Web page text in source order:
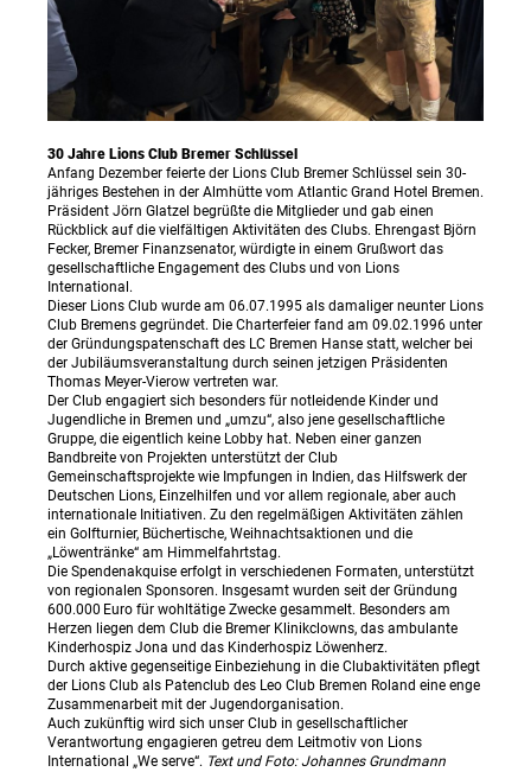
30 Jahre Lions Club Bremer Schlüssel
Anfang Dezember feierte der Lions Club Bremer Schlüssel sein 30-
jähriges Bestehen in der Almhütte vom Atlantic Grand Hotel Bremen.
Präsident Jörn Glatzel begrüßte die Mitglieder und gab einen
Rückblick auf die vielfältigen Aktivitäten des Clubs. Ehrengast Björn
Fecker, Bremer Finanzsenator, würdigte in einem Grußwort das
gesellschaftliche Engagement des Clubs und von Lions
International.
Dieser Lions Club wurde am 06.07.1995 als damaliger neunter Lions
Club Bremens gegründet. Die Charterfeier fand am 09.02.1996 unter
der Gründungspatenschaft des LC Bremen Hanse statt, welcher bei
der Jubiläumsveranstaltung durch seinen jetzigen Präsidenten
Thomas Meyer-Vierow vertreten war.
Der Club engagiert sich besonders für notleidende Kinder und
Jugendliche in Bremen und „umzu“, also jene gesellschaftliche
Gruppe, die eigentlich keine Lobby hat. Neben einer ganzen
Bandbreite von Projekten unterstützt der Club
Gemeinschaftsprojekte wie Impfungen in Indien, das Hilfswerk der
Deutschen Lions, Einzelhilfen und vor allem regionale, aber auch
internationale Initiativen. Zu den regelmäßigen Aktivitäten zählen
ein Golfturnier, Büchertische, Weihnachtsaktionen und die
„Löwentränke“ am Himmelfahrtstag.
Die Spendenakquise erfolgt in verschiedenen Formaten, unterstützt
von regionalen Sponsoren. Insgesamt wurden seit der Gründung
600.000 Euro für wohltätige Zwecke gesammelt. Besonders am
Herzen liegen dem Club die Bremer Klinikclowns, das ambulante
Kinderhospiz Jona und das Kinderhospiz Löwenherz.
Durch aktive gegenseitige Einbeziehung in die Clubaktivitäten pflegt
der Lions Club als Patenclub des Leo Club Bremen Roland eine enge
Zusammenarbeit mit der Jugendorganisation.
Auch zukünftig wird sich unser Club in gesellschaftlicher
Verantwortung engagieren getreu dem Leitmotiv von Lions
International „We serve“. Text und Foto: Johannes Grundmann